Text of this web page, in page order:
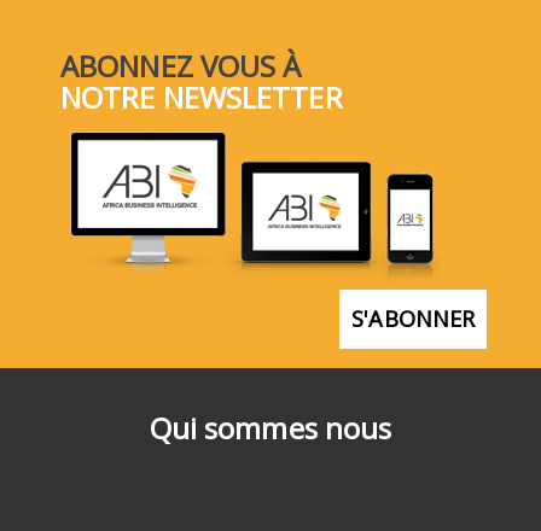
Qui sommes nous
ABONNEZ VOUS À
NOTRE NEWSLETTER
S'ABONNER